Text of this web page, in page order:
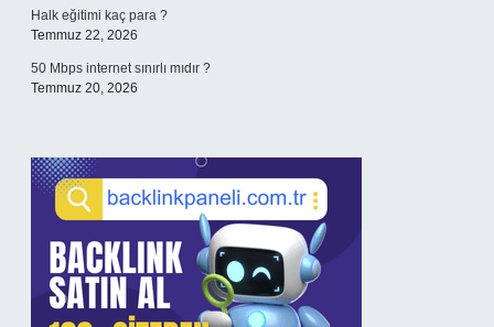
Halk eğitimi kaç para ?
Temmuz 22, 2026
50 Mbps internet sınırlı mıdır ?
Temmuz 20, 2026